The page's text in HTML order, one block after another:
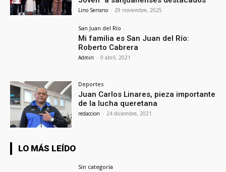
Lino Serrano - 29 noviembre, 2025
San Juan del Río
Mi familia es San Juan del Río:
Roberto Cabrera
Admin - 9 abril, 2021
Deportes
Juan Carlos Linares, pieza importante
de la lucha queretana
redaccion - 24 diciembre, 2021
LO MÁS LEÍDO
Sin categoría